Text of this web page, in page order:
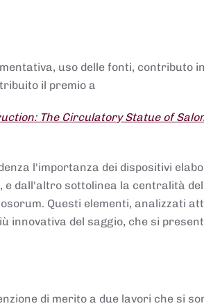
uso delle fonti, contributo
il premio a
The Circulatory Statue of
l'importanza dei dispositivi
e dall'altro sottolinea la centralità
Questi elementi, analizzati
del saggio, che si
di merito a due lavori che si